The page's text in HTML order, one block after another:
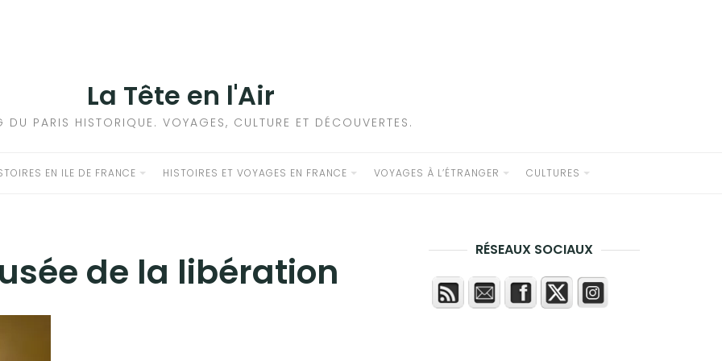
La Tête en l'Air
DU PARIS HISTORIQUE. VOYAGES, CULTURE ET DÉCOUVERTES.
EN ILE DE FRANCE HISTOIRES ET VOYAGES EN FRANCE VOYAGES À L’ÉTRANGER CULTURES
de la libération RÉSEAUX SOCIAUX